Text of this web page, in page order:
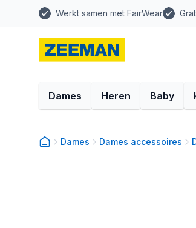
Werkt samen met FairWear
Dames Heren Baby
Dames Dames accessoires